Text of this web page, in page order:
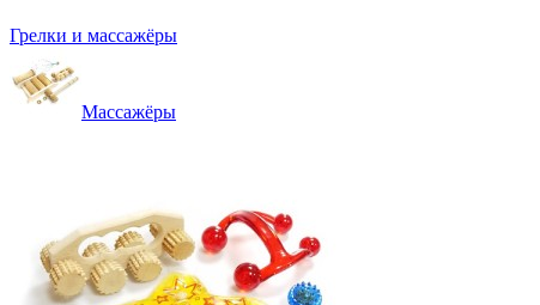
Грелки и массажёры
Массажёры